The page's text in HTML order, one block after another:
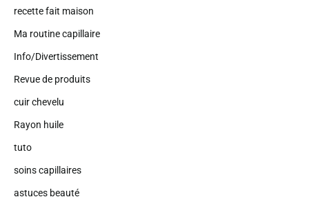
recette fait maison
Ma routine capillaire
Info/Divertissement
Revue de produits
cuir chevelu
Rayon huile
tuto
soins capillaires
astuces beauté